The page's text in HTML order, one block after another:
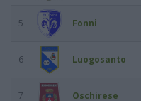
5 Fonni
6 Luogosanto
7 Oschirese